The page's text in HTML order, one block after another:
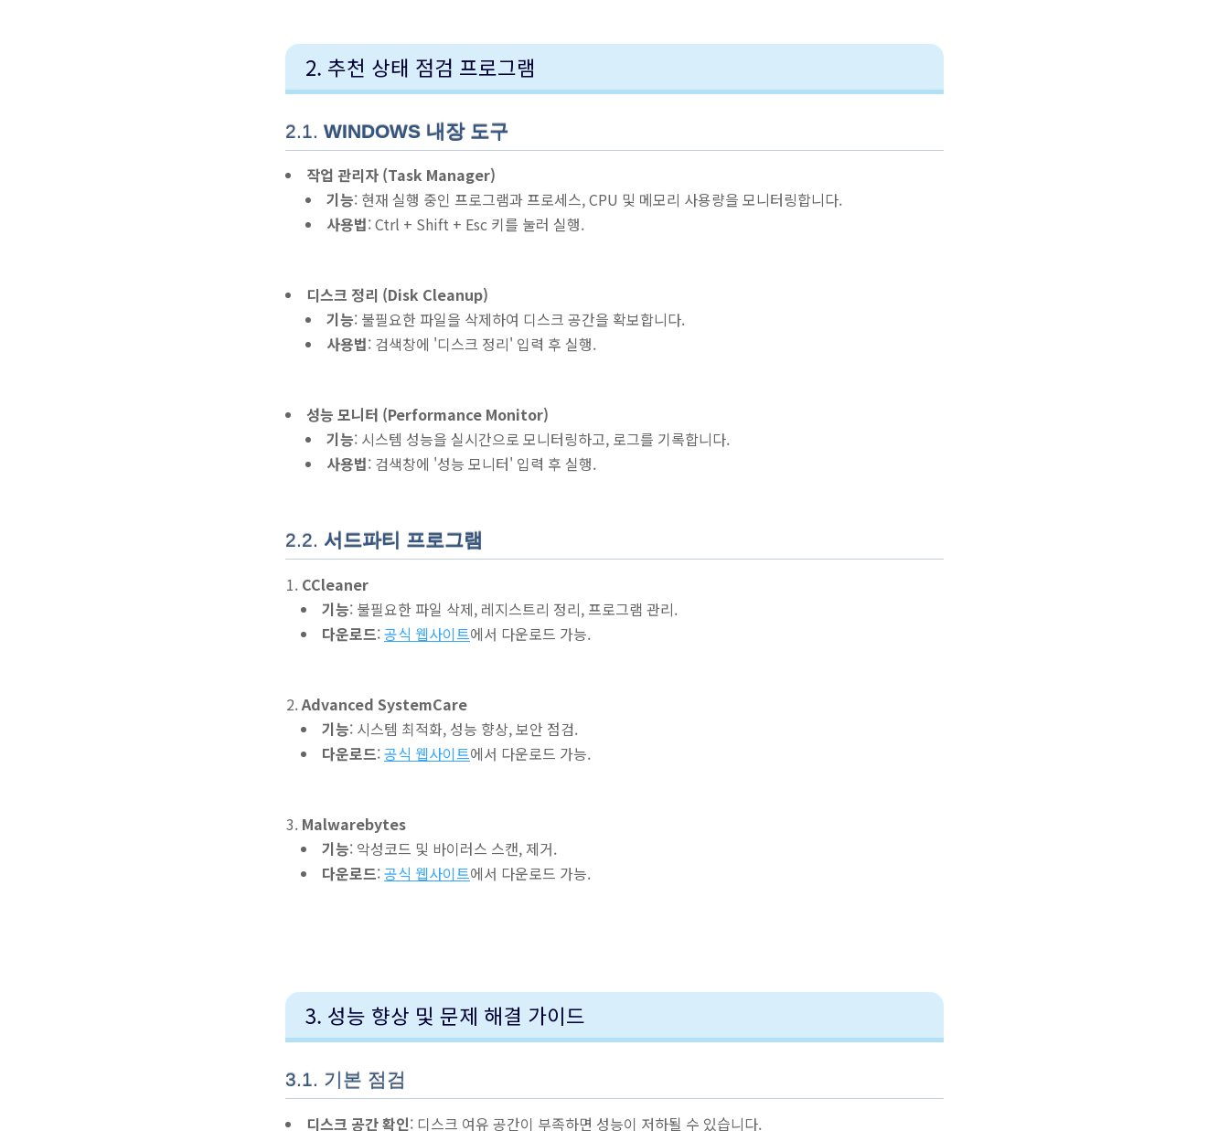
2. 추천 상태 점검 프로그램
2.1. WINDOWS 내장 도구
작업 관리자 (Task Manager)
기능: 현재 실행 중인 프로그램과 프로세스, CPU 및 메모리 사용량을 모니터링합니다.
사용법: Ctrl + Shift + Esc 키를 눌러 실행.
디스크 정리 (Disk Cleanup)
기능: 불필요한 파일을 삭제하여 디스크 공간을 확보합니다.
사용법: 검색창에 '디스크 정리' 입력 후 실행.
성능 모니터 (Performance Monitor)
기능: 시스템 성능을 실시간으로 모니터링하고, 로그를 기록합니다.
사용법: 검색창에 '성능 모니터' 입력 후 실행.
2.2. 서드파티 프로그램
CCleaner
기능: 불필요한 파일 삭제, 레지스트리 정리, 프로그램 관리.
다운로드:공식 웹사이트에서 다운로드 가능.
Advanced SystemCare
기능: 시스템 최적화, 성능 향상, 보안 점검.
다운로드:공식 웹사이트에서 다운로드 가능.
Malwarebytes
기능: 악성코드 및 바이러스 스캔, 제거.
다운로드:공식 웹사이트에서 다운로드 가능.
3. 성능 향상 및 문제 해결 가이드
3.1. 기본 점검
디스크 공간 확인: 디스크 여유 공간이 부족하면 성능이 저하될 수 있습니다.